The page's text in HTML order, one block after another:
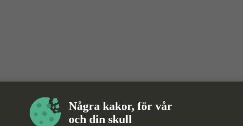
Några kakor, för vår
och din skull